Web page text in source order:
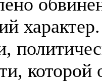
которой